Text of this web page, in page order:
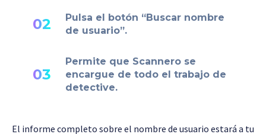
02
Pulsa el botón “Buscar nombre
de usuario”.
03
Permite que Scannero se
encargue de todo el trabajo de
detective.
El informe completo sobre el nombre de usuario estará a tu